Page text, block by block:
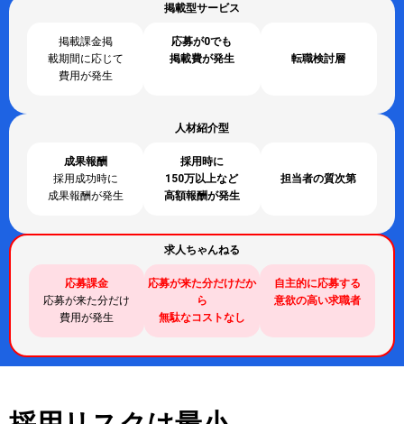
掲載型サービス
掲載課金掲
載期間に応じて
費用が発生
応募が0でも
掲載費が発生
転職検討層
人材紹介型
成果報酬
採用成功時に
成果報酬が発生
採用時に
150万以上など
高額報酬が発生
担当者の質次第
求人ちゃんねる
応募課金
応募が来た分だけ
費用が発生
応募が来た分だけだか
ら
無駄なコストなし
自主的に応募する
意欲の高い求職者